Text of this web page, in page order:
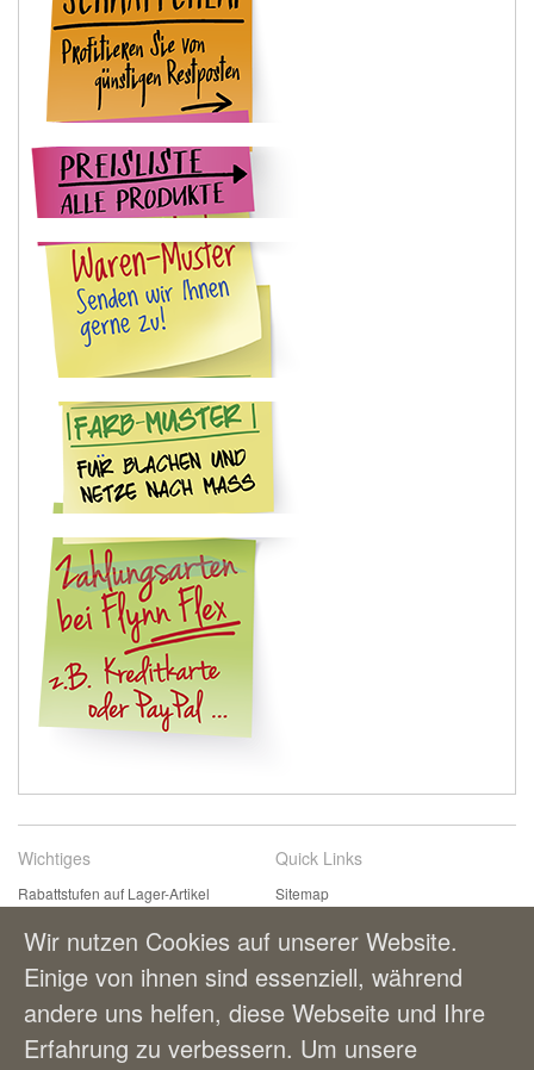
Wichtiges
Rabattstufen auf Lager-Artikel
Einfach & bequem bestellen
Zahlungsmöglichkeiten
Lieferung und Versandkosten
AGBs
Quick Links
Sitemap
Erweiterte Suche
Wir nutzen Cookies auf unserer Website.
Einige von ihnen sind essenziell, während
andere uns helfen, diese Webseite und Ihre
Erfahrung zu verbessern. Um unsere